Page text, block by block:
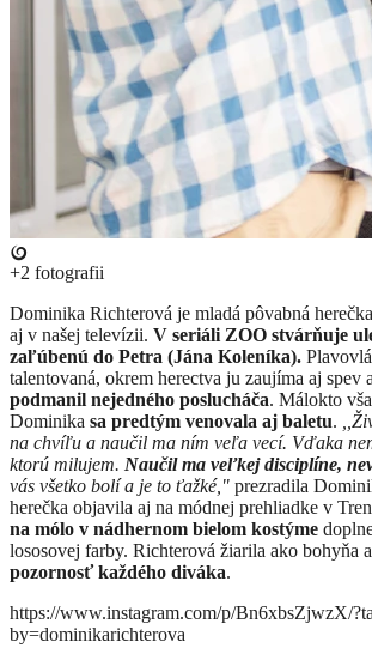
+2 fotografii
​Dominika Richterová je mladá pôvabná
aj v našej televízii. V seriáli ZOO stvárňuje
zaľúbenú do Petra (Jána Koleníka).
talentovaná, okrem herectva ju zaujíma aj spev a
podmanil nejedného poslucháča. Málokto
Dominika sa predtým venovala aj baletu.
na chvíľu a naučil ma ním veľa vecí. Vďaka
ktorú milujem. Naučil ma veľkej disciplíne,
vás všetko bolí a je to ťažké," prezradila
herečka objavila aj na módnej prehliadke v
na mólo v nádhernom bielom kostýme
lososovej farby. Richterová žiarila ako bohyňa a
pozornosť každého diváka.
https://www.instagram.com/p/Bn6xbsZjwzX/
by=dominikarichterova